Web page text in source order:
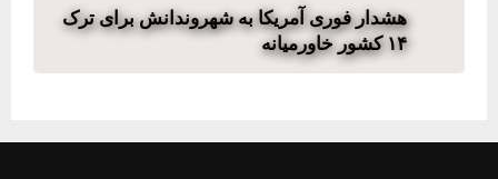
هشدار فوری آمریکا به شهروندانش برای ترک
۱۴ کشور خاورمیانه